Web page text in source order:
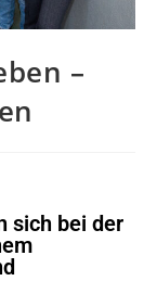
–
sich bei der